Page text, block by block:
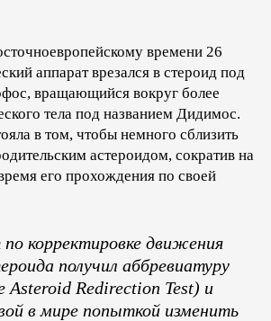
времени 26
аппарат врезался в стероид под
вращающийся вокруг более
тела под названием Дидимос.
в том, чтобы немного сблизить
астероидом, сократив на
его прохождения по своей
корректировке движения
получил аббревиатуру
Asteroid Redirection Test) и
в мире попыткой изменить